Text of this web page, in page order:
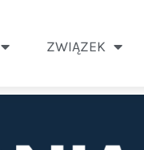
ZWIĄZEK